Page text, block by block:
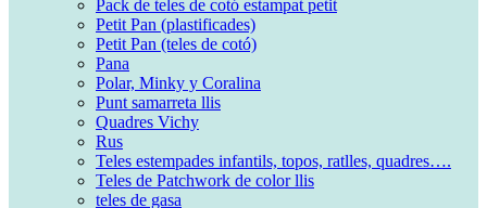
Pack de teles de cotó estampat petit
Petit Pan (plastificades)
Petit Pan (teles de cotó)
Pana
Polar, Minky y Coralina
Punt samarreta llis
Quadres Vichy
Rus
Teles estempades infantils, topos, ratlles, quadres….
Teles de Patchwork de color llis
teles de gasa